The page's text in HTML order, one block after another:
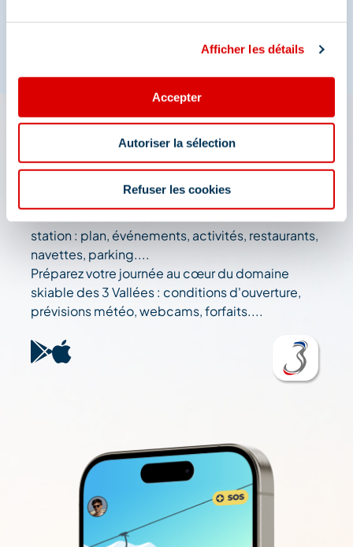
Afficher les détails
Accepter
Autoriser la sélection
Refuser les cookies
L'appli 3 Vallées : votre
assistant de voyage
station : plan, événements, activités, restaurants,
navettes, parking....
Préparez votre journée au cœur du domaine
skiable des 3 Vallées : conditions d'ouverture,
prévisions météo, webcams, forfaits....